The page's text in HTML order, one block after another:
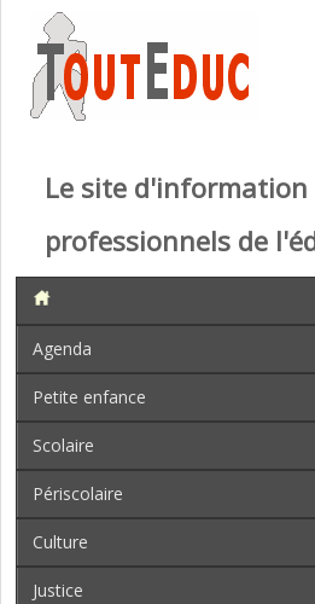
Le site d'information
professionnels de
Agenda
Petite enfance
Scolaire
Périscolaire
Culture
Justice